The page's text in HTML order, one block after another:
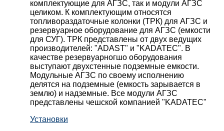
комплектующие для АГЗС, так и модули АГЗС
целиком. К комплектующим относятся
топливораздаточные колонки (ТРК) для АГЗС и
резервуарное оборудование для АГЗС (емкости
для СУГ). ТРК представлены от двух ведущих
производителей: "ADAST" и "KADATEC". В
качестве резервуарногшо оборудования
выступают двухстенные подземные емкости.
Модульные АГЗС по своему исполнению
делятся на подземные (емкость зарывается в
землю) и надземные. Все модули АГЗС
представлены чешской компанией "KADATEC"
Установки